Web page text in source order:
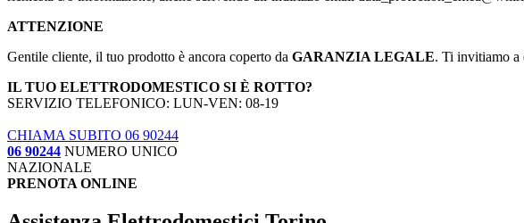
ATTENZIONE
Gentile cliente, il tuo prodotto è ancora coperto da GARANZIA LEGALE. Ti invitiamo a
IL TUO ELETTRODOMESTICO SI È ROTTO?
SERVIZIO TELEFONICO: LUN-VEN: 08-19
CHIAMA SUBITO 06 90244
06 90244 NUMERO UNICO
NAZIONALE
PRENOTA ONLINE